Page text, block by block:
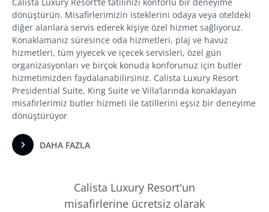
Calista Luxury Resort’te tatilinizi konforlu bir deneyime
dönüştürün. Misafirlerimizin isteklerini odaya veya oteldeki
diğer alanlara servis ederek kişiye özel hizmet sağlıyoruz.
Konaklamanız süresince oda hizmetleri, plaj ve havuz
hizmetleri, tüm yiyecek ve içecek servisleri, özel gün
organizasyonları ve birçok konuda konforunuz için butler
hizmetimizden faydalanabilirsiniz. Calista Luxury Resort
Presidential Suite, King Suite ve Villa’larında konaklayan
misafirlerimiz butler hizmeti ile tatillerini eşsiz bir deneyime
dönüştürüyor
DAHA FAZLA
Calista Luxury Resort'un
misafirlerine ücretsiz olarak